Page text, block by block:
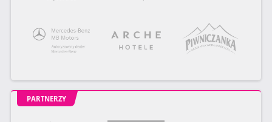
PARTNERZY